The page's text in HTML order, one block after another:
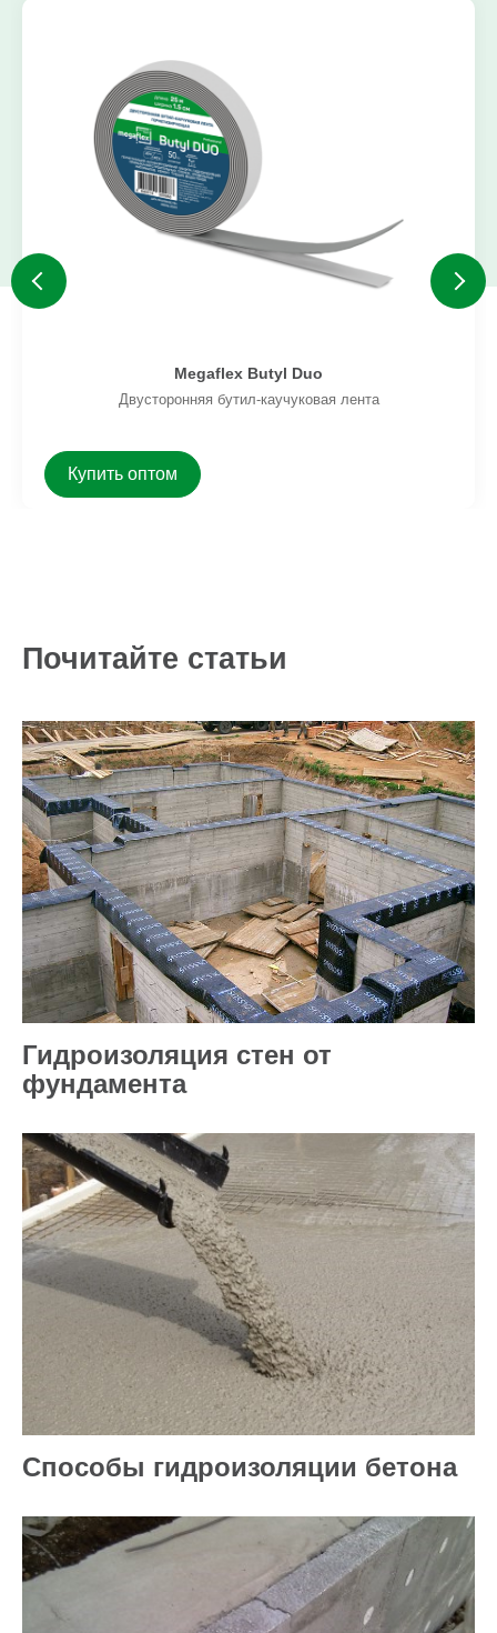
Megaflex Butyl Duo
Двусторонняя бутил-каучуковая лента
Купить оптом
Почитайте статьи
Гидроизоляция стен от
фундамента
Способы гидроизоляции бетона